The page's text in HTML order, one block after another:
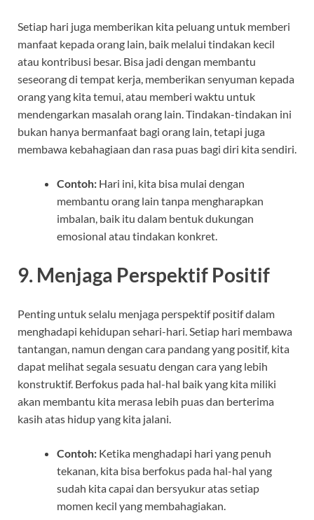
Setiap hari juga memberikan kita peluang untuk memberi
manfaat kepada orang lain, baik melalui tindakan kecil
atau kontribusi besar. Bisa jadi dengan membantu
seseorang di tempat kerja, memberikan senyuman kepada
orang yang kita temui, atau memberi waktu untuk
mendengarkan masalah orang lain. Tindakan-tindakan ini
bukan hanya bermanfaat bagi orang lain, tetapi juga
membawa kebahagiaan dan rasa puas bagi diri kita sendiri.
Contoh: Hari ini, kita bisa mulai dengan
membantu orang lain tanpa mengharapkan
imbalan, baik itu dalam bentuk dukungan
emosional atau tindakan konkret.
9. Menjaga Perspektif Positif
Penting untuk selalu menjaga perspektif positif dalam
menghadapi kehidupan sehari-hari. Setiap hari membawa
tantangan, namun dengan cara pandang yang positif, kita
dapat melihat segala sesuatu dengan cara yang lebih
konstruktif. Berfokus pada hal-hal baik yang kita miliki
akan membantu kita merasa lebih puas dan berterima
kasih atas hidup yang kita jalani.
Contoh: Ketika menghadapi hari yang penuh
tekanan, kita bisa berfokus pada hal-hal yang
sudah kita capai dan bersyukur atas setiap
momen kecil yang membahagiakan.